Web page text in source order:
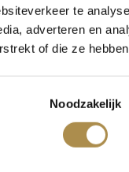
te
adverteren en
of die ze
Noodzakelijk